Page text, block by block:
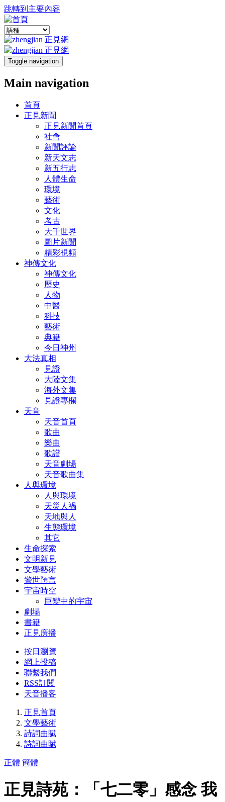
跳轉到主要內容
Toggle navigation
Main navigation
首頁
正見新聞
正見新聞首頁
社會
新聞評論
新天文志
新五行志
人體生命
環境
藝術
文化
考古
大千世界
圖片新聞
精彩視頻
神傳文化
神傳文化
歷史
人物
中醫
科技
藝術
典籍
今日神州
大法真相
見證
大陸文集
海外文集
見證專欄
天音
天音首頁
歌曲
樂曲
歌譜
天音劇場
天音歌曲集
人與環境
人與環境
天災人禍
天地與人
生態環境
其它
生命探索
文明新見
文學藝術
警世預言
宇宙時空
巨變中的宇宙
劇場
書籍
正見廣播
按日瀏覽
網上投稿
聯繫我們
RSS訂閱
天音播客
正見首頁
文學藝術
詩詞曲賦
詩詞曲賦
正體 簡體
正見詩苑：「七二零」感念 我